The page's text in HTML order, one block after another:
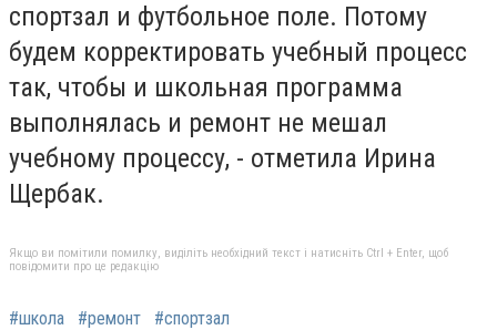
спортзал и футбольное поле. Потому
будем корректировать учебный процесс
так, чтобы и школьная программа
выполнялась и ремонт не мешал
учебному процессу, - отметила Ирина
Щербак.
Якщо ви помітили помилку, виділіть необхідний текст і натисніть Ctrl + Enter, щоб
повідомити про це редакцію
#школа #ремонт #спортзал